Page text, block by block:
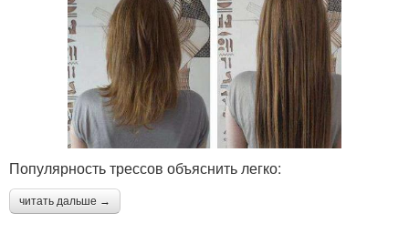
Популярность трессов объяснить легко:
читать дальше →